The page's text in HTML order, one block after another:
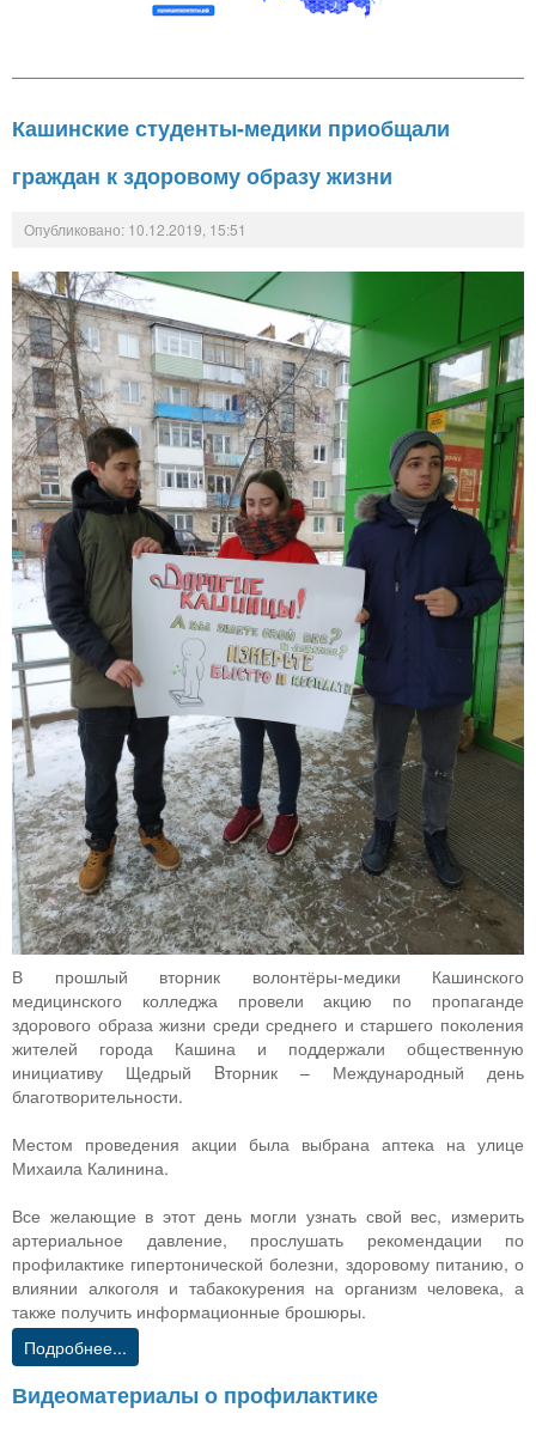
Кашинские студенты-медики приобщали
граждан к здоровому образу жизни
Опубликовано: 10.12.2019, 15:51
В прошлый вторник волонтёры-медики Кашинского
медицинского колледжа провели акцию по пропаганде
здорового образа жизни среди среднего и старшего поколения
жителей города Кашина и поддержали общественную
инициативу Щедрый Bторник – Международный день
благотворительности.
Местом проведения акции была выбрана аптека на улице
Михаила Калинина.
Все желающие в этот день могли узнать свой вес, измерить
артериальное давление, прослушать рекомендации по
профилактике гипертонической болезни, здоровому питанию, о
влиянии алкоголя и табакокурения на организм человека, а
также получить информационные брошюры.
Подробнее...
Видеоматериалы о профилактике